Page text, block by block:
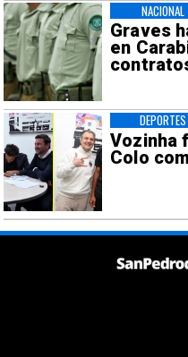
Graves
en
NACIONAL
Vozinha
Colo
DEPORTES